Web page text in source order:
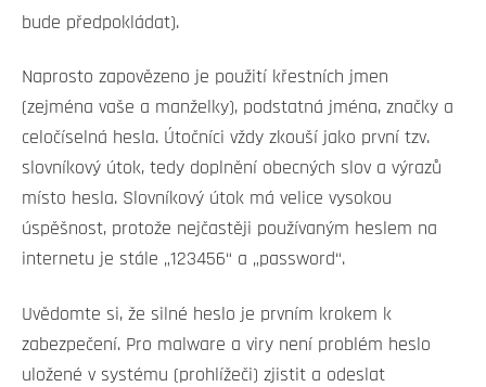
bude předpokládat).
Naprosto zapovězeno je použití křestních jmen
(zejména vaše a manželky), podstatná jména, značky a
celočíselná hesla. Útočníci vždy zkouší jako první tzv.
slovníkový útok, tedy doplnění obecných slov a výrazů
místo hesla. Slovníkový útok má velice vysokou
úspěšnost, protože nejčastěji používaným heslem na
internetu je stále „123456“ a „password“.
Uvědomte si, že silné heslo je prvním krokem k
zabezpečení. Pro malware a viry není problém heslo
uložené v systému (prohlížeči) zjistit a odeslat